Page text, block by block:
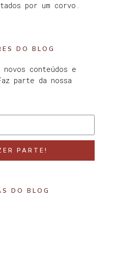
por um corvo.
DO BLOG
conteúdos e
parte da nossa
PARTE!
DO BLOG